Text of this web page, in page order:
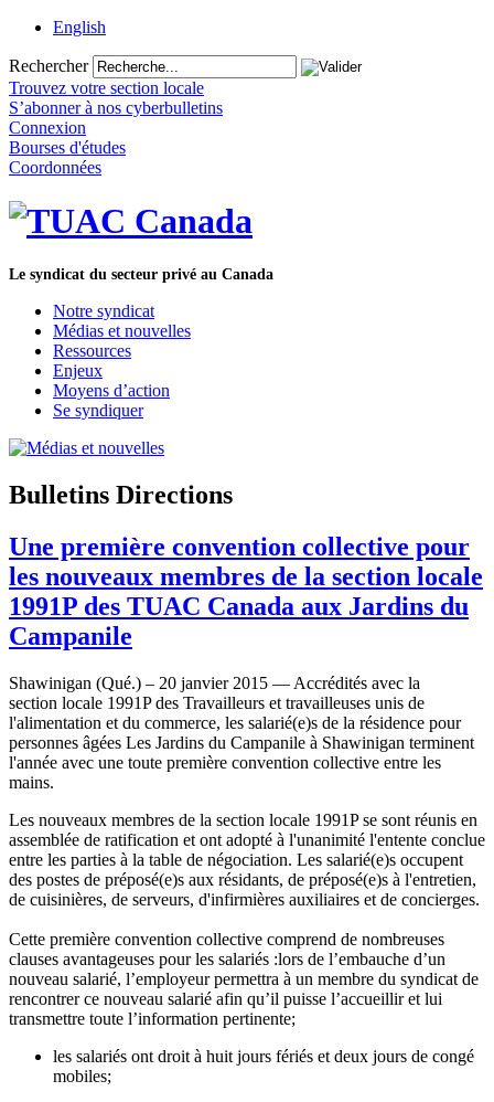
English
Rechercher
Trouvez votre section locale
S’abonner à nos cyberbulletins
Connexion
Bourses d'études
Coordonnées
Le syndicat du secteur privé au Canada
Notre syndicat
Médias et nouvelles
Ressources
Enjeux
Moyens d’action
Se syndiquer
Bulletins Directions
Une première convention collective pour
les nouveaux membres de la section locale
1991P des TUAC Canada aux Jardins du
Campanile
Shawinigan (Qué.) – 20 janvier 2015 — Accrédités avec la
section locale 1991P des Travailleurs et travailleuses unis de
l'alimentation et du commerce, les salarié(e)s de la résidence pour
personnes âgées Les Jardins du Campanile à Shawinigan terminent
l'année avec une toute première convention collective entre les
mains.
Les nouveaux membres de la section locale 1991P se sont réunis en
assemblée de ratification et ont adopté à l'unanimité l'entente conclue
entre les parties à la table de négociation. Les salarié(e)s occupent
des postes de préposé(e)s aux résidants, de préposé(e)s à l'entretien,
de cuisinières, de serveurs, d'infirmières auxiliaires et de concierges.
Cette première convention collective comprend de nombreuses
clauses avantageuses pour les salariés :lors de l’embauche d’un
nouveau salarié, l’employeur permettra à un membre du syndicat de
rencontrer ce nouveau salarié afin qu’il puisse l’accueillir et lui
transmettre toute l’information pertinente;
les salariés ont droit à huit jours fériés et deux jours de congé
mobiles;